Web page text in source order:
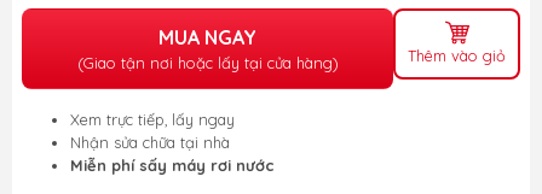
MUA NGAY
(Giao tận nơi hoặc lấy tại cửa hàng) Thêm vào giỏ
Xem trực tiếp, lấy ngay
Nhận sửa chữa tại nhà
Miễn phí sấy máy rơi nước